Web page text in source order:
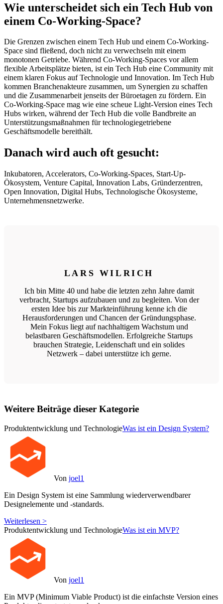
Wie unterscheidet sich ein Tech Hub von
einem Co-Working-Space?
Die Grenzen zwischen einem Tech Hub und einem Co-Working-
Space sind fließend, doch nicht zu verwechseln mit einem
monotonen Getriebe. Während Co-Working-Spaces vor allem
flexible Arbeitsplätze bieten, ist ein Tech Hub eine Community mit
einem klaren Fokus auf Technologie und Innovation. Im Tech Hub
kommen Branchenakteure zusammen, um Synergien zu schaffen
und die Zusammenarbeit jenseits der Büroetagen zu fördern. Ein
Co-Working-Space mag wie eine scheue Light-Version eines Tech
Hubs wirken, während der Tech Hub die volle Bandbreite an
Unterstützungsmaßnahmen für technologiegetriebene
Geschäftsmodelle bereithält.
Danach wird auch oft gesucht:
Inkubatoren, Accelerators, Co-Working-Spaces, Start-Up-
Ökosystem, Venture Capital, Innovation Labs, Gründerzentren,
Open Innovation, Digital Hubs, Technologische Ökosysteme,
Unternehmensnetzwerke.
LARS WILRICH
Ich bin Mitte 40 und habe die letzten zehn Jahre damit
verbracht, Startups aufzubauen und zu begleiten. Von der
ersten Idee bis zur Markteinführung kenne ich die
Herausforderungen und Chancen der Gründungsphase.
Mein Fokus liegt auf nachhaltigem Wachstum und
belastbaren Geschäftsmodellen. Erfolgreiche Startups
brauchen Strategie, Leidenschaft und ein solides
Netzwerk – dabei unterstütze ich gerne.
Weitere Beiträge dieser Kategorie
Produktentwicklung und TechnologieWas ist ein Design System?
Von joel1
Ein Design System ist eine Sammlung wiederverwendbarer
Designelemente und -standards.
Weiterlesen >
Produktentwicklung und TechnologieWas ist ein MVP?
Von joel1
Ein MVP (Minimum Viable Product) ist die einfachste Version eines